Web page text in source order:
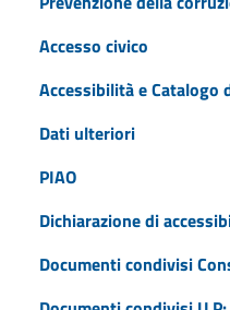
Accesso civico
Accessibilità e Catalogo
Dati ulteriori
PIAO
Dichiarazione di
Documenti condivisi